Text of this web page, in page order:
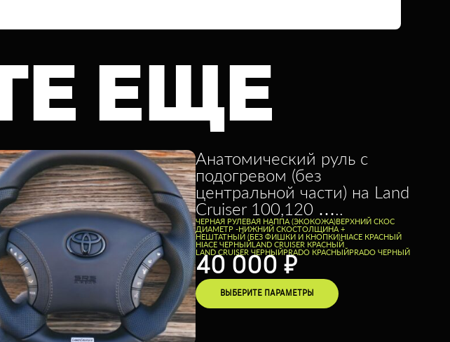
ЕЩЕ
Анатомический руль с
подогревом (без
центральной части) на Land
Cruiser 100,120 …..
ЧЕРНАЯ РУЛЕВАЯ НАППА (ЭКОКОЖА)ВЕРХНИЙ СКОС
ДИАМЕТР -НИЖНИЙ СКОСТОЛЩИНА +
НЕШТАТНЫЙ (БЕЗ ФИШКИ И КНОПКИ)HIACE КРАСНЫЙ
HIACE ЧЕРНЫЙLAND CRUISER КРАСНЫЙ
LAND CRUISER ЧЕРНЫЙPRADO КРАСНЫЙPRADO ЧЕРНЫЙ
40 000 ₽
ВЫБЕРИТЕ ПАРАМЕТРЫ